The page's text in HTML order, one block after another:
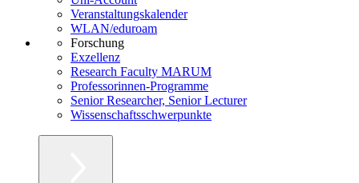
Veranstaltungskalender
WLAN/eduroam
Forschung
Exzellenz
Research Faculty MARUM
Professorinnen-Programme
Senior Researcher, Senior Lecturer
Wissenschaftsschwerpunkte